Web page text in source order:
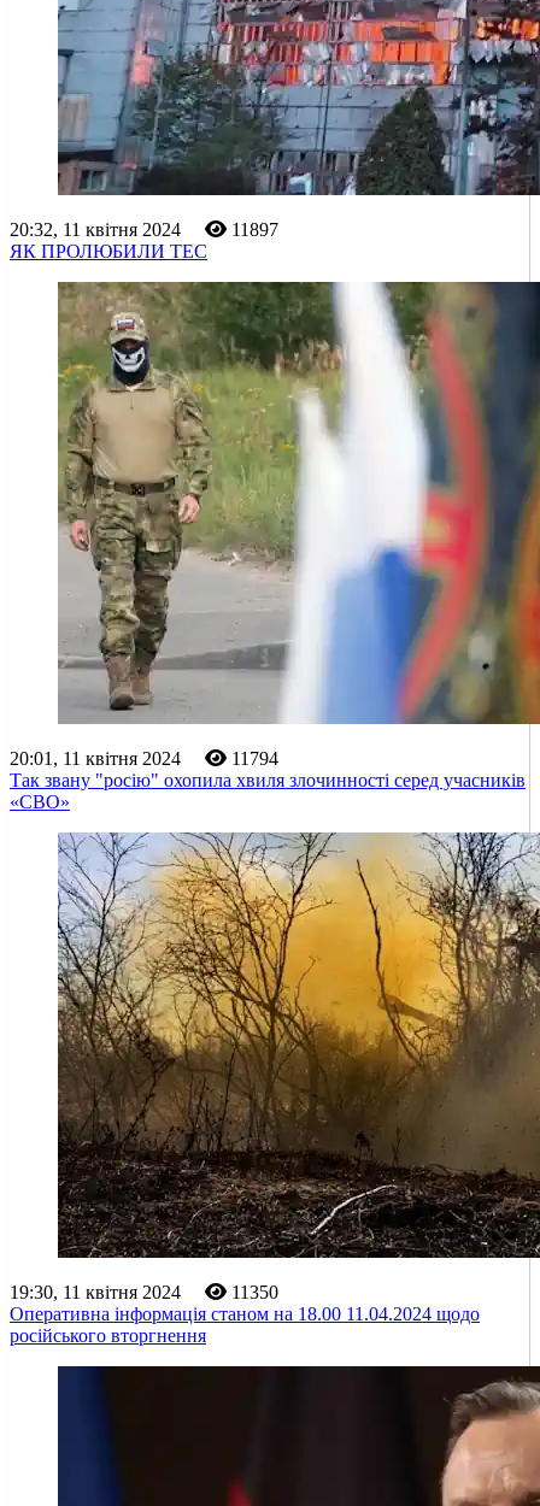
20:32, 11 квітня 2024
11897
ЯК ПРОЛЮБИЛИ ТЕС
20:01, 11 квітня 2024
11794
Так звану "росію" охопила хвиля злочинності серед учасників
«СВО»
19:30, 11 квітня 2024
11350
Оперативна інформація станом на 18.00 11.04.2024 щодо
російського вторгнення